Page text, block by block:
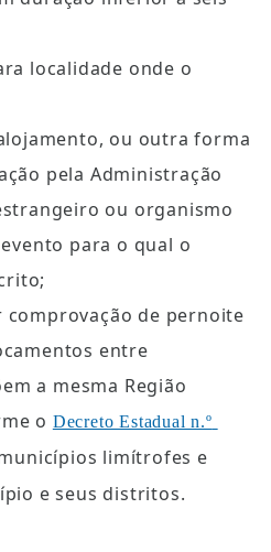
localidade onde o
ou outra forma
pela Administração
ou organismo
para o qual o
comprovação de pernoite
entre
a mesma Região
o Decreto Estadual n.º
limítrofes e
e seus distritos.